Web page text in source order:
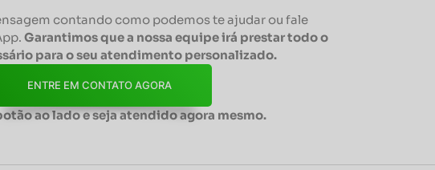
contando como podemos te ajudar ou fale
Garantimos que a nossa equipe irá prestar todo o
para o seu atendimento personalizado.
ENTRE EM CONTATO AGORA
ao lado e seja atendido agora mesmo.